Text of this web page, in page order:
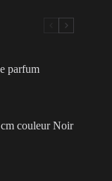
parfum
cm couleur Noir